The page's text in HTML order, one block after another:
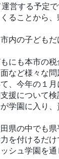
営する予定
ることから
内の子ども
にも本市の
など様々な
、今年の１
援について
学園に入り
県の中でも
を付けるだ
シュ学園を